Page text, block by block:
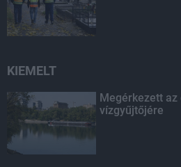
KIEMELT
Megérkezett az
vízgyűjtőjére